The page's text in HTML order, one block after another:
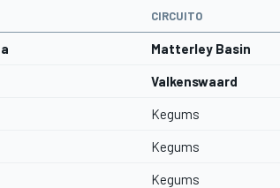
CIRCUITO
Matterley Basin
Valkenswaard
Kegums
Kegums
Kegums